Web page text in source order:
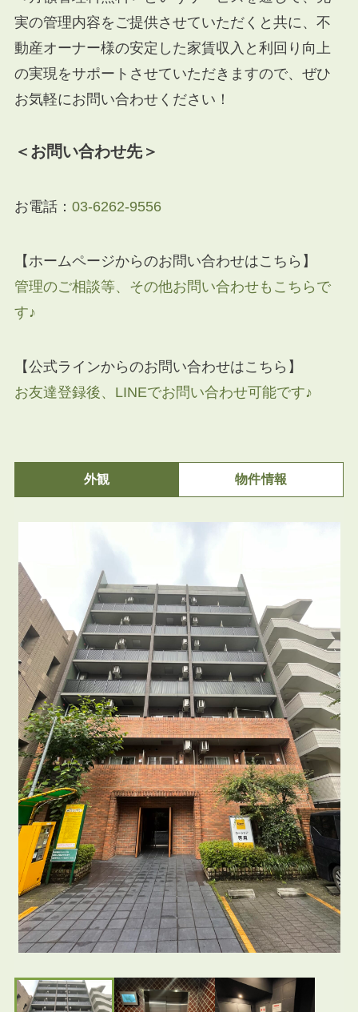
実の管理内容をご提供させていただくと共に、不
動産オーナー様の安定した家賃収入と利回り向上
の実現をサポートさせていただきますので、ぜひ
お気軽にお問い合わせください！
＜お問い合わせ先＞
お電話： 03-6262-9556
【ホームページからのお問い合わせはこちら】
管理のご相談等、その他お問い合わせもこちらで
す♪
【公式ラインからのお問い合わせはこちら】
お友達登録後、LINEでお問い合わせ可能です♪
外観 物件情報